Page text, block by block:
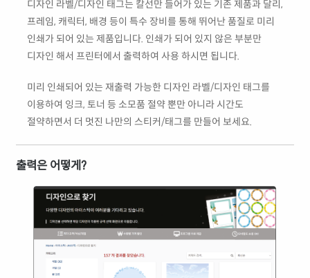
디자인 라벨/디자인 태그는 칼선만 들어가 있는 기존 제품과 달리,
프레임, 캐릭터, 배경 등이 특수 장비를 통해 뛰어난 품질로 미리
인쇄가 되어 있는 제품입니다. 인쇄가 되어 있지 않은 부분만
디자인 해서 프린터에서 출력하여 사용 하시면 됩니다.
미리 인쇄되어 있는 재출력 가능한 디자인 라벨/디자인 태그를
이용하여 잉크, 토너 등 소모품 절약 뿐만 아니라 시간도
절약하면서 더 멋진 나만의 스티커/태그를 만들어 보세요.
출력은 어떻게?